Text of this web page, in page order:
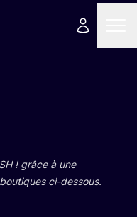
! grâce à une
ci-dessous.